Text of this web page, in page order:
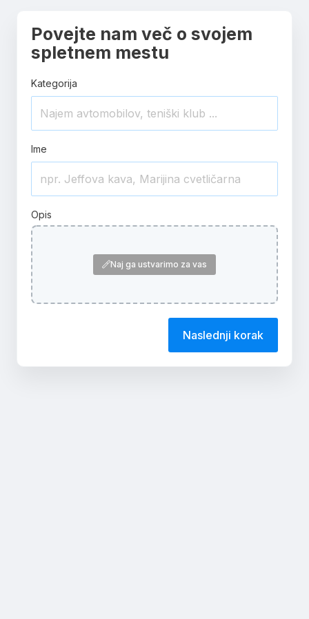
Povejte nam več o svojem
spletnem mestu
Kategorija
Ime
Opis
Naj ga ustvarimo za vas
Naslednji korak